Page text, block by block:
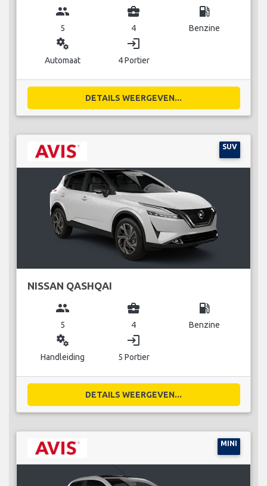
group
5
business_center
4
local_gas_station
Benzine
miscellaneous_services
Automaat
login
4 Portier
DETAILS WEERGEVEN...
SUV
NISSAN QASHQAI
group
5
business_center
4
local_gas_station
Benzine
miscellaneous_services
Handleiding
login
5 Portier
DETAILS WEERGEVEN...
MINI